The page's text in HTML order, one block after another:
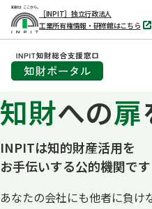
本
文
移
［INPIT］独立行政法人
工業所有権情報・研修館はこちら
別
タ
知財への扉
INPITは知的財産活用を
お手伝いする公的機関です
あなたの会社にも他者に負け